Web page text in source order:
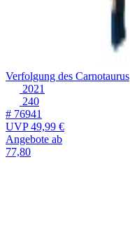
Verfolgung des Carnotaurus
2021
240
# 76941
UVP49,99 €
Angebote ab
77,80